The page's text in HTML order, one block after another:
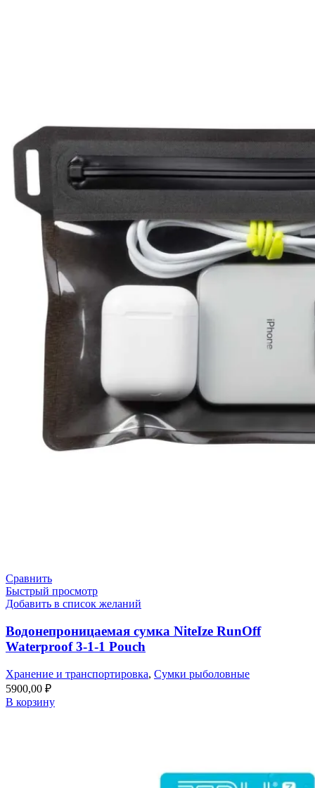
Сравнить
Быстрый просмотр
Добавить в список желаний
Водонепроницаемая сумка NiteIze RunOff
Waterproof 3-1-1 Pouch
Хранение и транспортировка, Сумки рыболовные
5900,00 ₽
В корзину